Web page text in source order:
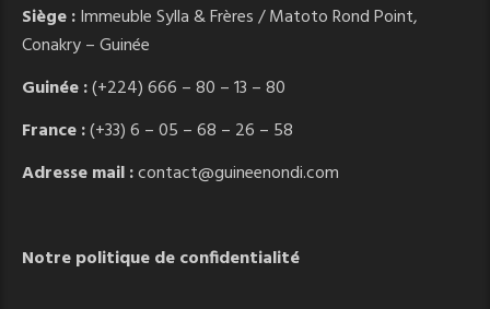
Siège :Immeuble Sylla & Frères / Matoto Rond Point,
Conakry – Guinée
Guinée :(+224) 666 – 80 – 13 – 80
France :(+33) 6 – 05 – 68 – 26 – 58
Adresse mail :contact@guineenondi.com
Notre politique de confidentialité